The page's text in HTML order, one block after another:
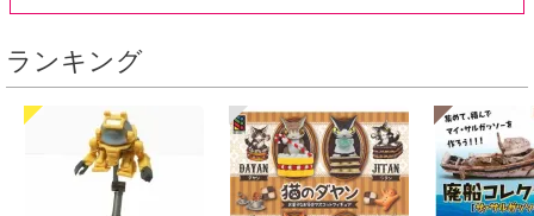
ランキング